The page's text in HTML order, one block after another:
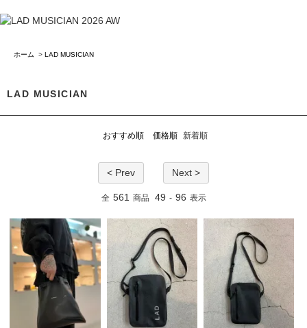
ホーム > LAD MUSICIAN
LAD MUSICIAN
おすすめ順 価格順 新着順
< Prev Next >
全 561 商品 49 - 96 表示